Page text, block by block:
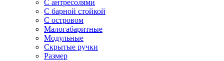
С антресолями
С барной стойкой
С островом
Малогабаритные
Модульные
Скрытые ручки
Размер